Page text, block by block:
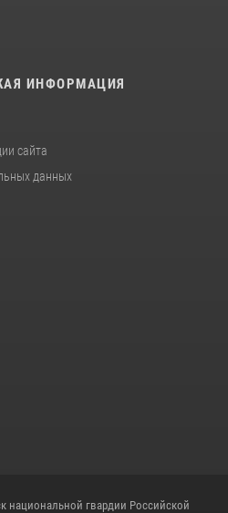
ИНФОРМАЦИЯ
сайта
данных
национальной гвардии Российской